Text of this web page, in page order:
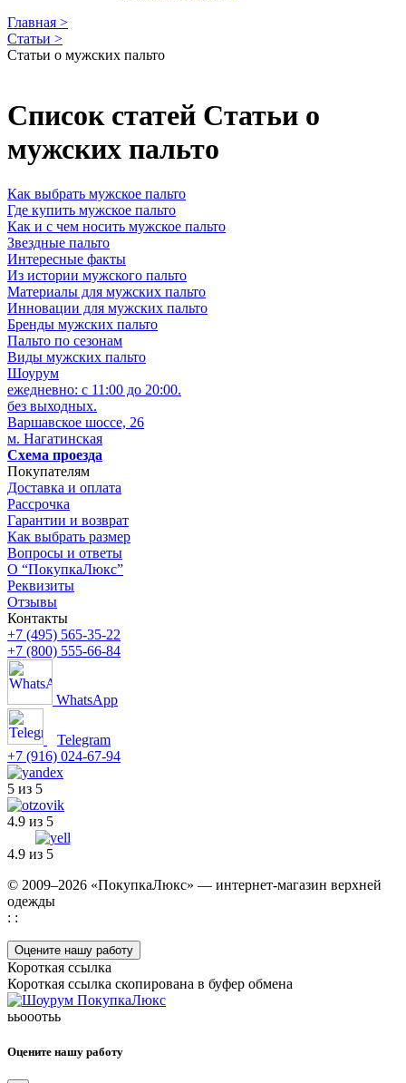
Главная >
Статьи >
Статьи о мужских пальто
Список статей Статьи о
мужских пальто
Как выбрать мужское пальто
Где купить мужское пальто
Как и с чем носить мужское пальто
Звездные пальто
Интересные факты
Из истории мужского пальто
Материалы для мужских пальто
Инновации для мужских пальто
Бренды мужских пальто
Пальто по сезонам
Виды мужских пальто
Шоурум
ежедневно: с 11:00 до 20:00.
без выходных.
Варшавское шоссе, 26
м. Нагатинская
Схема проезда
Покупателям
Доставка и оплата
Рассрочка
Гарантии и возврат
Как выбрать размер
Вопросы и ответы
О “ПокупкаЛюкс”
Реквизиты
Отзывы
Контакты
+7 (495) 565-35-22
+7 (800) 555-66-84
WhatsApp
Telegram
+7 (916) 024-67-94
5 из 5
4.9 из 5
4.9 из 5
© 2009–2026 «ПокупкаЛюкс» — интернет-магазин верхней
одежды
: :
Оцените нашу работу
Короткая ссылка
Короткая ссылка скопирована в буфер обмена
ььооотьь
Оцените нашу работу